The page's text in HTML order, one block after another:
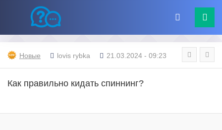
Новые lovis rybka 21.03.2024 - 09:23
Как правильно кидать спиннинг?